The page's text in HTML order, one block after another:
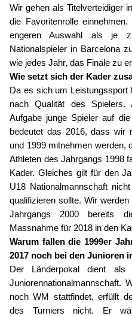
Wir gehen als Titelverteidiger
die Favoritenrolle
engeren Auswahl als je
Nationalspieler in Barcelona
wie jedes Jahr, das Finale zu
Wie setzt sich der Kader
Da es sich um Leistungssport
nach Qualität des
Aufgabe junge Spieler auf
bedeutet das 2016, dass wir
und 1999 mitnehmen werden,
Athleten des Jahrgangs 1998
Kader. Gleiches gilt für den
U18 Nationalmannschaft
qualifizieren sollte. Wir
Jahrgangs 2000 bereits
Massnahme für 2018 in den
Warum fallen die 1999er
2017 noch bei den Junioren
Der Länderpokal dient als
Juniorennationalmannschaft.
noch WM stattfindet, erfüllt
des Turniers nicht. Er